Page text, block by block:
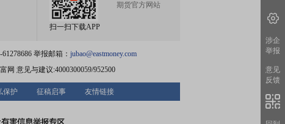
扫一扫下载APP
期货官方网站
举报邮箱： jubao@eastmoney.com
网 意见与建议:4000300059/952500
保护 征稿启事 友情链接
涉企
举报
意见
反馈